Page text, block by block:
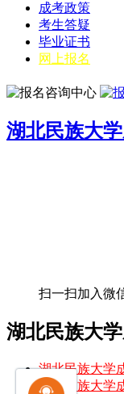
成考政策
考生答疑
毕业证书
网上报名
湖北民族大
扫一扫加入微
湖北民族大
湖北民族大学
湖北民族大学